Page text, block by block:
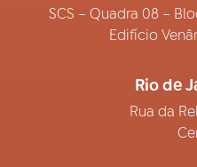
SCS – Quadra 08 –
Edifício
Rio de
Rua da